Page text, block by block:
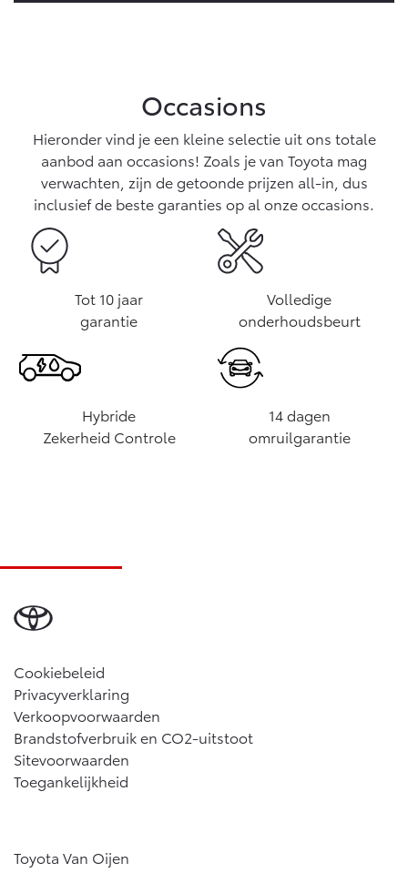
Occasions
Hieronder vind je een kleine selectie uit ons totale
aanbod aan occasions! Zoals je van Toyota mag
verwachten, zijn de getoonde prijzen all-in, dus
inclusief de beste garanties op al onze occasions.
Tot 10 jaar
garantie
Volledige
onderhoudsbeurt
Hybride
Zekerheid Controle
14 dagen
omruilgarantie
Cookiebeleid
Privacyverklaring
Verkoopvoorwaarden
Brandstofverbruik en CO2-uitstoot
Sitevoorwaarden
Toegankelijkheid
Toyota Van Oijen